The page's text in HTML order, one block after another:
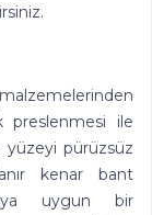
malzemelerinden
preslenmesi ile
pürüzsüz
kenar bant
uygun bir